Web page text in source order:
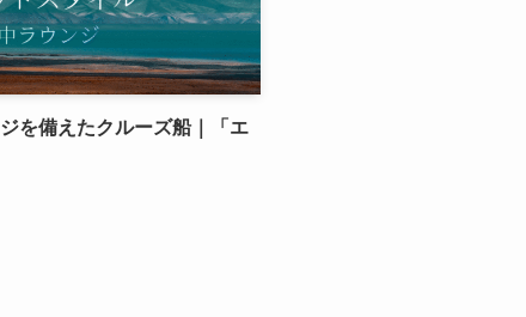
を備えたクルーズ船｜「エ